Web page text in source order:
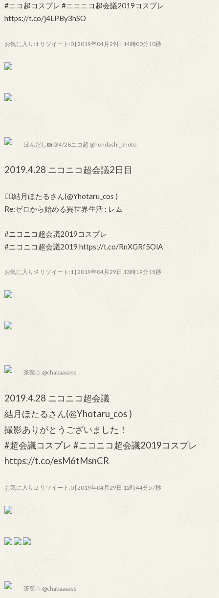
#ニコ超コスプレ #ニコニコ超会議2019コスプレ
https://t.co/j4LPBy3hSO
お気に入り:1 リツイート:0 | 2019年04月29日 14時00分10秒
ほんだし📸＠4/28ニコ超 @hondashi_photo
2019.4.28 ニコニコ超会議2日目
💁‍♀️結月ほたるさん(@Yhotaru_cos )
Re:ゼロから始める異世界生活 : レム
#ニコニコ超会議2019コスプレ
#ニコニコ超会議2019 https://t.co/RnXGRf5OlA
お気に入り:9 リツイート:1 | 2019年04月29日 13時19分15秒
茶葉△ @chabaaaass
2019.4.28 ニコニコ超会議
結月ほたるさん(@Yhotaru_cos )
撮影ありがとうございました！
#超会議コスプレ #ニコニコ超会議2019コスプレ
https://t.co/esM6tMsnCR
お気に入り:2 リツイート:0 | 2019年04月29日 12時44分57秒
茶葉△ @chabaaaass